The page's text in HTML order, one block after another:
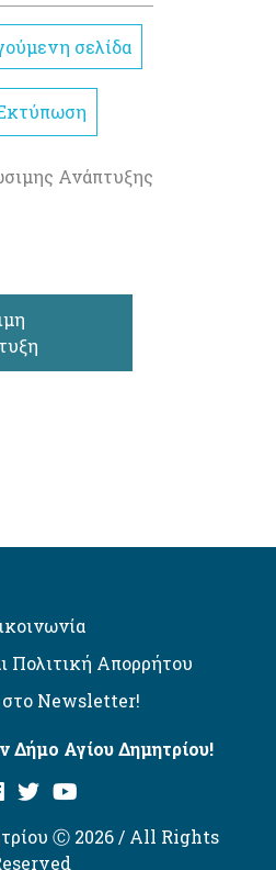
σελίδα
Ανάπτυξης
Πολιτική Απορρήτου
Newsletter!
Δήμο Αγίου Δημητρίου!
Ⓒ 2026 / All Rights